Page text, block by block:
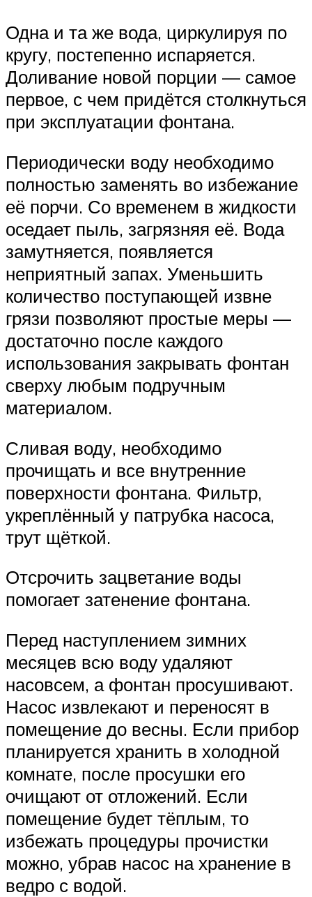
Одна и та же вода, циркулируя по
кругу, постепенно испаряется.
Доливание новой порции — самое
первое, с чем придётся столкнуться
при эксплуатации фонтана.
Периодически воду необходимо
полностью заменять во избежание
её порчи. Со временем в жидкости
оседает пыль, загрязняя её. Вода
замутняется, появляется
неприятный запах. Уменьшить
количество поступающей извне
грязи позволяют простые меры —
достаточно после каждого
использования закрывать фонтан
сверху любым подручным
материалом.
Сливая воду, необходимо
прочищать и все внутренние
поверхности фонтана. Фильтр,
укреплённый у патрубка насоса,
трут щёткой.
Отсрочить зацветание воды
помогает затенение фонтана.
Перед наступлением зимних
месяцев всю воду удаляют
насовсем, а фонтан просушивают.
Насос извлекают и переносят в
помещение до весны. Если прибор
планируется хранить в холодной
комнате, после просушки его
очищают от отложений. Если
помещение будет тёплым, то
избежать процедуры прочистки
можно, убрав насос на хранение в
ведро с водой.